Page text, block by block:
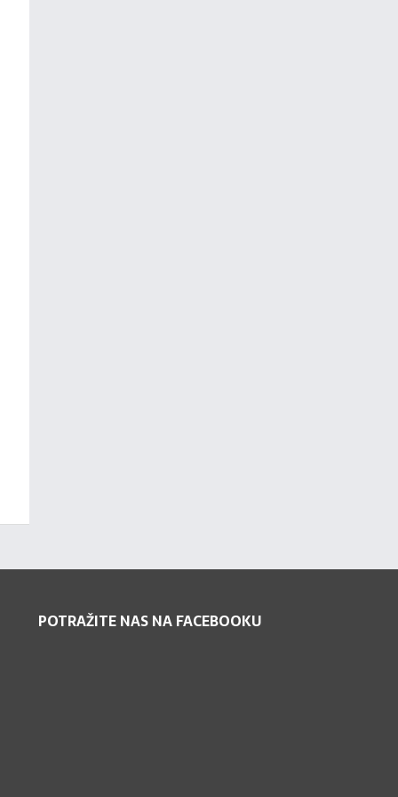
POTRAŽITE NAS NA FACEBOOKU